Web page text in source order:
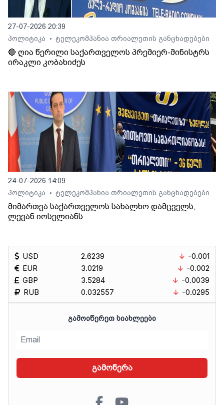
27-07-2026 20:39
პოლიტიკა
• ტელეკომპანია თრიალეთის განცხადებები
🔴 ღია წერილი საქართველოს პრემიერ-მინისტრს
ირაკლი კობახიძეს
24-07-2026 14:09
პოლიტიკა
• ტელეკომპანია თრიალეთის განცხადებები
მიმართვა საქართველოს სახალხო დამცველს,
ლევან იოსელიანს
USD
EUR
GBP
RUB
2.6239
3.0219
3.5284
0.032557
-0.001
-0.002
-0.0039
-0.0295
ᲒᲐᲛᲝᲘᲬᲔᲠᲔᲗ ᲡᲘᲐᲮᲚᲔᲔᲑᲘ
გამოწერა